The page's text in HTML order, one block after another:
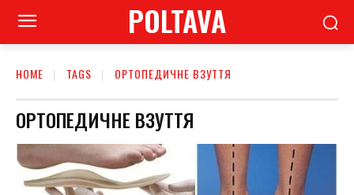
POLTAVA
HOME TAGS ОРТОПЕДИЧНЕ ВЗУТТЯ
ОРТОПЕДИЧНЕ ВЗУТТЯ